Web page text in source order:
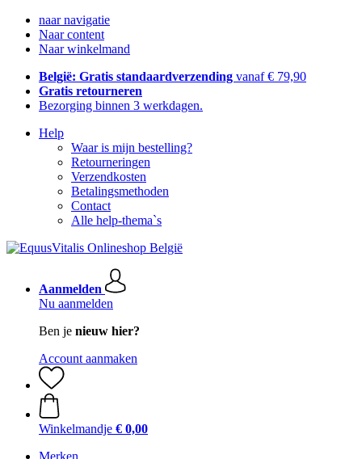
naar navigatie
Naar content
Naar winkelmand
België: Gratis standaardverzending vanaf € 79,90
Gratis retourneren
Bezorging binnen 3 werkdagen.
Help
Waar is mijn bestelling?
Retourneringen
Verzendkosten
Betalingsmethoden
Contact
Alle help-thema`s
Aanmelden
Nu aanmelden
Ben je nieuw hier?
Account aanmaken
Winkelmandje € 0,00
Merken